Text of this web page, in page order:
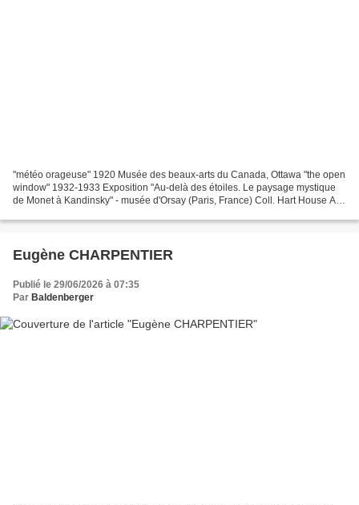
"météo orageuse" 1920 Musée des beaux-arts du Canada, Ottawa "the open
window" 1932-1933 Exposition "Au-delà des étoiles. Le paysage mystique
de Monet à Kandinsky" - musée d'Orsay (Paris, France) Coll. Hart House Art
Eugène CHARPENTIER
Publié le 29/06/2026 à 07:35
Par Baldenberger